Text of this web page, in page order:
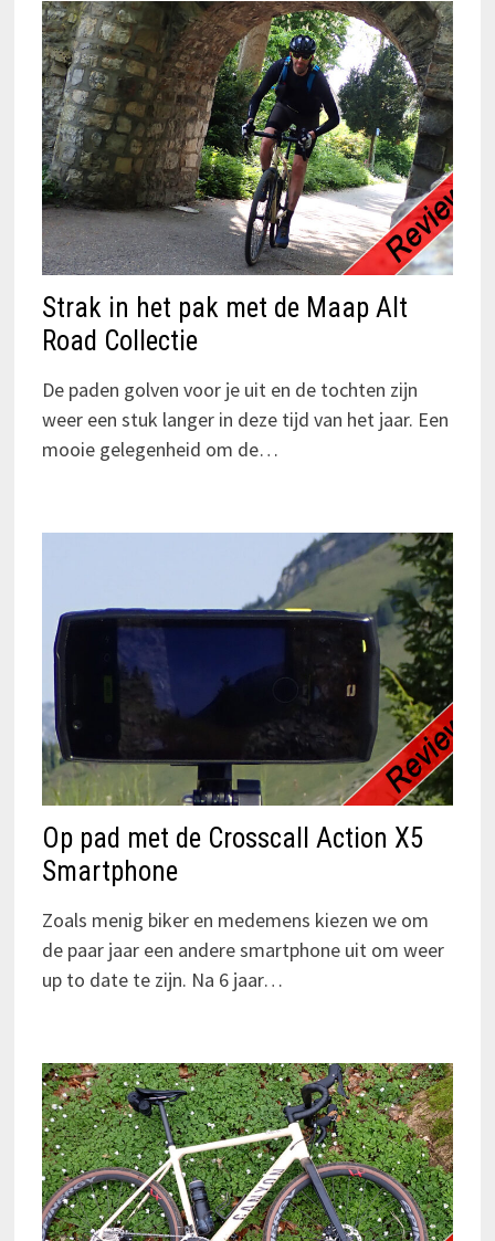
Strak in het pak met de Maap Alt
Road Collectie
De paden golven voor je uit en de tochten zijn
weer een stuk langer in deze tijd van het jaar. Een
mooie gelegenheid om de…
Op pad met de Crosscall Action X5
Smartphone
Zoals menig biker en medemens kiezen we om
de paar jaar een andere smartphone uit om weer
up to date te zijn. Na 6 jaar…